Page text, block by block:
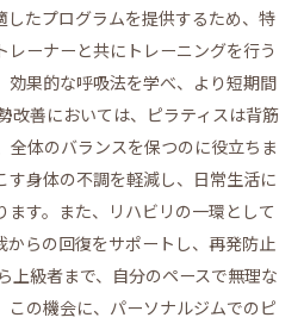
したプログラムを提供するため、特
レーナーと共にトレーニングを行う
効果的な呼吸法を学べ、より短期間
改善においては、ピラティスは背筋
全体のバランスを保つのに役立ちま
す身体の不調を軽減し、日常生活に
ます。また、リハビリの一環として
からの回復をサポートし、再発防止
上級者まで、自分のペースで無理な
この機会に、パーソナルジムでのピ